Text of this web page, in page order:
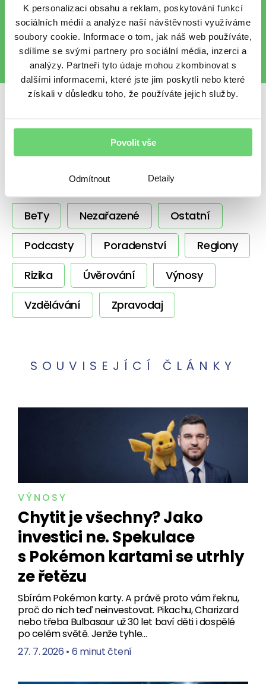
Detaily
K personalizaci obsahu a reklam, poskytování funkcí
sociálních médií a analýze naší návštěvnosti využíváme
soubory cookie. Informace o tom, jak náš web používáte,
sdílíme se svými partnery pro sociální média, inzerci a
analýzy. Partneři tyto údaje mohou zkombinovat s
dalšími informacemi, které jste jim poskytli nebo které
získali v důsledku toho, že používáte jejich služby.
Povolit vše
Odmítnout
Chráníme vaše osobní údaje.
Další témata
BeTy Nezařazené
Ostatní
Podcasty
Poradenství
Regiony
Rizika
Úvěrování
Výnosy
Vzdělávání
Zpravodaj
SOUVISEJÍCÍ ČLÁNKY
VÝNOSY
Chytit je všechny? Jako
investici ne. Spekulace
s Pokémon kartami se utrhly
ze řetězu
Sbírám Pokémon karty. A právě proto vám řeknu,
proč do nich teď neinvestovat. Pikachu, Charizard
nebo třeba Bulbasaur už 30 let baví děti i dospělé
po celém světě. Jenže tyhle…
27. 7. 2026 • 6 minut čtení